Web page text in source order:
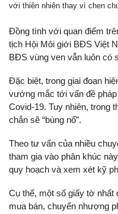
với thiên nhiên thay vì chen
Đồng tình với quan điểm
tịch Hội Môi giới BĐS Việt
BĐS vùng ven vẫn luôn có
Đặc biệt, trong giai đoạn
vướng mắc tới vấn đề
Covid-19. Tuy nhiên, trong
chắn sẽ “bùng nổ”.
Theo tư vấn của nhiều
tham gia vào phân khúc
quy hoạch và xem xét kỹ
Cụ thể, một số giấy tờ nhất
mua bán, chuyển nhượng